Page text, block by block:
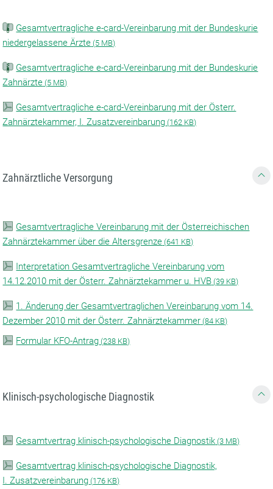
Gesamtvertragliche e-card-Vereinbarung mit der Bundeskurie
niedergelassene Ärzte (5 MB)
Gesamtvertragliche e-card-Vereinbarung mit der Bundeskurie
Zahnärzte (5 MB)
Gesamtvertragliche e-card-Vereinbarung mit der Österr.
Zahnärztekammer, I. Zusatzvereinbarung (162 KB)
Zahnärztliche Versorgung
Gesamtvertragliche Vereinbarung mit der Österreichischen
Zahnärztekammer über die Altersgrenze (641 KB)
Interpretation Gesamtvertragliche Vereinbarung vom
14.12.2010 mit der Österr. Zahnärztekammer u. HVB (39 KB)
1. Änderung der Gesamtvertraglichen Vereinbarung vom 14.
Dezember 2010 mit der Österr. Zahnärztekammer (84 KB)
Formular KFO-Antrag (238 KB)
Klinisch-psychologische Diagnostik
Gesamtvertrag klinisch-psychologische Diagnostik (3 MB)
Gesamtvertrag klinisch-psychologische Diagnostik,
I. Zusatzvereinbarung (176 KB)